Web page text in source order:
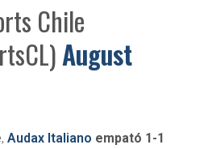
Chile
August
Audax Italiano empató 1-1